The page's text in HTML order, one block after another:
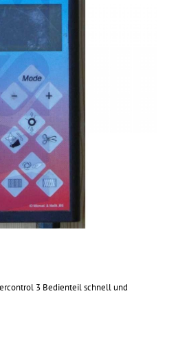
3 Bedienteil schnell und